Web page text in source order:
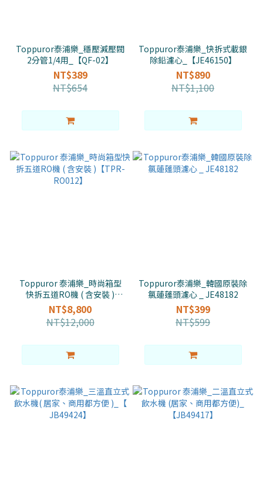
Toppuror泰浦樂_穩壓減壓閥
2分管1/4用_【QF-02】
NT$389
NT$654
Toppuror泰浦樂_快拆式載銀
除鉛濾心_【JE46150】
NT$890
NT$1,100
Toppuror 泰浦樂_時尚箱型
快拆五道RO機 ( 含安裝 )
【TPR-RO012】
NT$8,800
NT$12,000
Toppuror泰浦樂_韓國原裝除
氯蓮蓬頭濾心 _ JE48182
NT$399
NT$599